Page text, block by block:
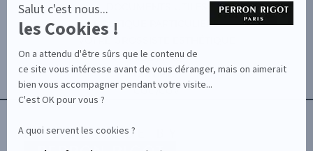
En
savoir
plus
sur
Axeptio
Salut c'est nous...
les Cookies !
On a attendu d'être sûrs que le contenu de
ce site vous intéresse avant de vous déranger, mais on aimerait
bien vous accompagner pendant votre visite...
C'est OK pour vous ?
A quoi servent les cookies ?
BOUTIQUE PARTICULIERS
AIDE / FAQ
CONTACT
CGU/CGV